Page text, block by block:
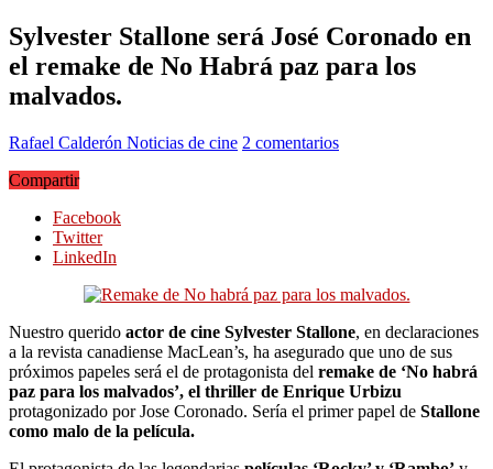
Sylvester Stallone será José Coronado en
el remake de No Habrá paz para los
malvados.
Rafael Calderón Noticias de cine 2 comentarios
Compartir
Facebook
Twitter
LinkedIn
Nuestro querido actor de cine Sylvester Stallone, en declaraciones
a la revista canadiense MacLean’s, ha asegurado que uno de sus
próximos papeles será el de protagonista del remake de ‘No habrá
paz para los malvados’, el thriller de Enrique Urbizu
protagonizado por Jose Coronado. Sería el primer papel de Stallone
como malo de la película.